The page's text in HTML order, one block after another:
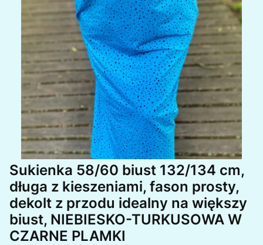
Sukienka 58/60 biust 132/134 cm,
długa z kieszeniami, fason prosty,
dekolt z przodu idealny na większy
biust, NIEBIESKO-TURKUSOWA W
CZARNE PLAMKI